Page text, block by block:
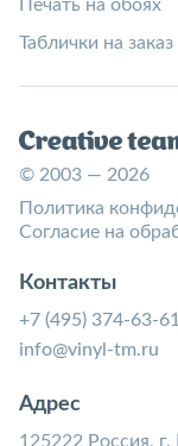
Печать на обоях
Таблички на заказ
© 2003 — 2026
Политика
Согласие на
Контакты
+7 (495) 374-63-61
info@vinyl-tm.ru
Адрес
125222 Россия,